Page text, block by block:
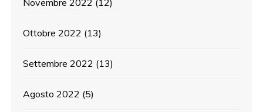
Ottobre 2022 (13)
Settembre 2022 (13)
Agosto 2022 (5)